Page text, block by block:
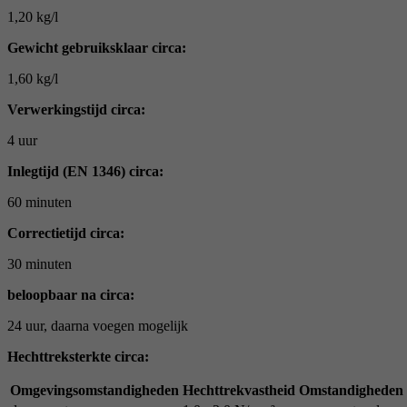
1,20 kg/l
Gewicht gebruiksklaar circa:
1,60 kg/l
Verwerkingstijd circa:
4 uur
Inlegtijd (EN 1346) circa:
60 minuten
Correctietijd circa:
30 minuten
beloopbaar na circa:
24 uur, daarna voegen mogelijk
Hechttreksterkte circa:
Omgevingsomstandigheden Hechttrekvastheid Omstandigheden